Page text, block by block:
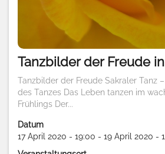
Tanzbilder der Freude
Tanzbilder der Freude Sakraler Tanz
des Tanzes Das Leben tanzen im
Frühlings Der...
Datum
17 April 2020 - 19:00 - 19 April 2020 -